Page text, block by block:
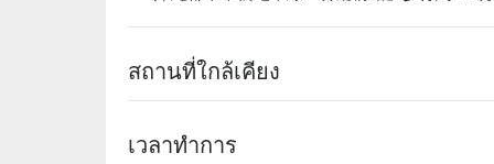
สถานที่ใกล้เคียง
เวลาทำการ